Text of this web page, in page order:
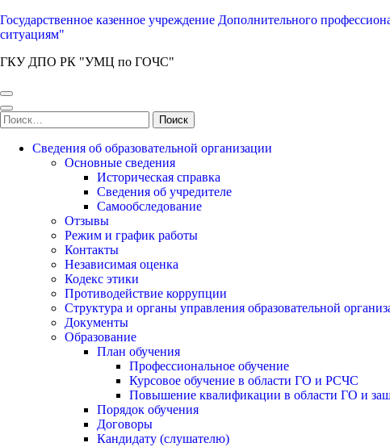
Государственное казенное учреждение Дополнительного
ситуациям"
ГКУ ДПО РК "УМЦ по ГОЧС"
Найти:
Сведения об образовательной организации
Основные сведения
Историческая справка
Сведения об учредителе
Самообследование
Отзывы
Режим и график работы
Контакты
Независимая оценка
Кодекс этики
Противодействие коррупции
Структура и органы управления образовательной
Документы
Образование
План обучения
Профессиональное обучение
Курсовое обучение в области ГО и РСЧС
Повышение квалификации в области ГО и
Порядок обучения
Договоры
Кандидату (слушателю)